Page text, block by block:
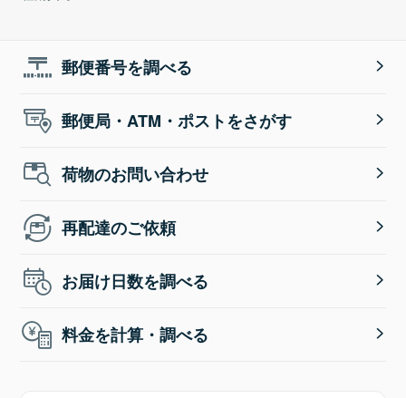
郵便番号を調べる
郵便局・ATM・ポストをさがす
荷物のお問い合わせ
再配達のご依頼
お届け日数を調べる
料金を計算・調べる